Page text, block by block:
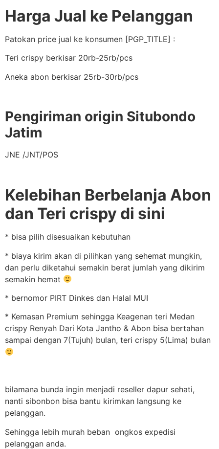
Harga Jual ke Pelanggan
Patokan price jual ke konsumen [PGP_TITLE] :
Teri crispy berkisar 20rb-25rb/pcs
Aneka abon berkisar 25rb-30rb/pcs
Pengiriman origin Situbondo
Jatim
JNE /JNT/POS
Kelebihan Berbelanja Abon
dan Teri crispy di sini
* bisa pilih disesuaikan kebutuhan
* biaya kirim akan di pilihkan yang sehemat mungkin,
dan perlu diketahui semakin berat jumlah yang dikirim
semakin hemat
* bernomor PIRT Dinkes dan Halal MUI
* Kemasan Premium sehingga Keagenan teri Medan
crispy Renyah Dari Kota Jantho & Abon bisa bertahan
sampai dengan 7(Tujuh) bulan, teri crispy 5(Lima) bulan
bilamana bunda ingin menjadi reseller dapur sehati,
nanti sibonbon bisa bantu kirimkan langsung ke
pelanggan.
Sehingga lebih murah beban ongkos expedisi
pelanggan anda.